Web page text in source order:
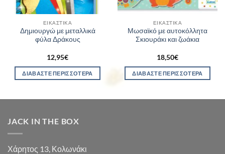
ΕΙΚΑΣΤΙΚΆ
Δημιουργώ με μεταλλικά
φύλα Δράκους
12,95€
ΔΙΑΒΆΣΤΕ ΠΕΡΙΣΣΌΤΕΡΑ
ΕΙΚΑΣΤΙΚΆ
Μωσαϊκό με αυτοκόλλητα
Σκιουράκι και ζωάκια
18,50€
ΔΙΑΒΆΣΤΕ ΠΕΡΙΣΣΌΤΕΡΑ
JACK IN THE BOX
Χάρητος 13, Κολωνάκι